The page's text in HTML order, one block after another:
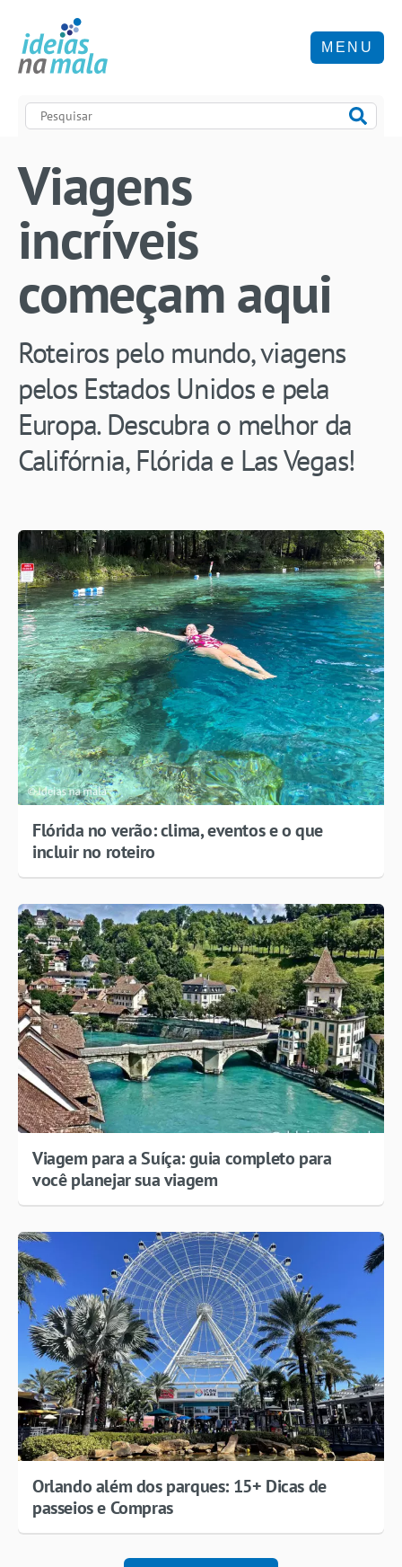
MENU
Viagens
incríveis
começam aqui
Roteiros pelo mundo, viagens
pelos Estados Unidos e pela
Europa. Descubra o melhor da
Califórnia, Flórida e Las Vegas!
Flórida no verão: clima, eventos e o que
incluir no roteiro
Viagem para a Suíça: guia completo para
você planejar sua viagem
Orlando além dos parques: 15+ Dicas de
passeios e Compras